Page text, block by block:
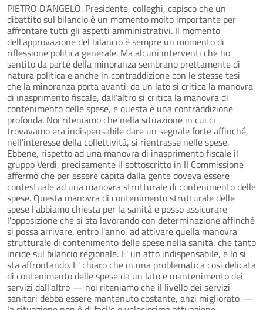
PIETRO D'ANGELO. Presidente, colleghi, capisco che un
dibattito sul bilancio è un momento molto importante per
affrontare tutti gli aspetti amministrativi. Il momento
dell'approvazione del bilancio è sempre un momento di
riflessione politica generale. Ma alcuni interventi che ho
sentito da parte della minoranza sembrano prettamente di
natura politica e anche in contraddizione con le stesse tesi
che la minoranza porta avanti: da un lato si critica la manovra
di inasprimento fiscale, dall'altro si critica la manovra di
contenimento delle spese, e questa è una contraddizione
profonda. Noi riteniamo che nella situazione in cui ci
trovavamo era indispensabile dare un segnale forte affinché,
nell'interesse della collettività, si rientrasse nelle spese.
Ebbene, rispetto ad una manovra di inasprimento fiscale il
gruppo Verdi, precisamente il sottoscritto in II Commissione
affermò che per essere capita dalla gente doveva essere
contestuale ad una manovra strutturale di contenimento delle
spese. Questa manovra di contenimento strutturale delle
spese l'abbiamo chiesta per la sanità e posso assicurare
l'opposizione che si sta lavorando con determinazione affinché
si possa arrivare, entro l'anno, ad attivare quella manovra
strutturale di contenimento delle spese nella sanità, che tanto
incide sul bilancio regionale. E' un atto indispensabile, e lo si
sta affrontando. E' chiaro che in una problematica così delicata
di contenimento delle spese da un lato e mantenimento dei
servizi dall'altro — noi riteniamo che il livello dei servizi
sanitari debba essere mantenuto costante, anzi migliorato —